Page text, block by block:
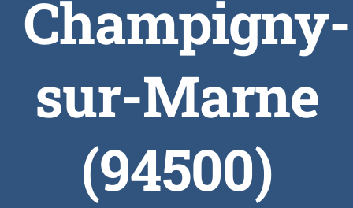
Champigny-
sur-Marne
(94500)